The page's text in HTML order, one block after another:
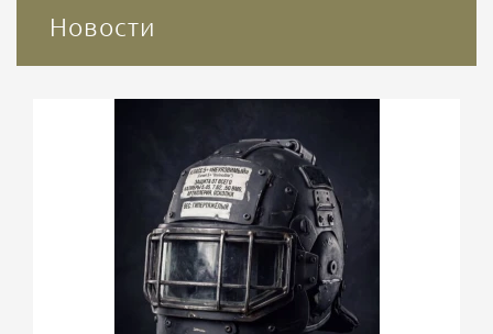
Новости